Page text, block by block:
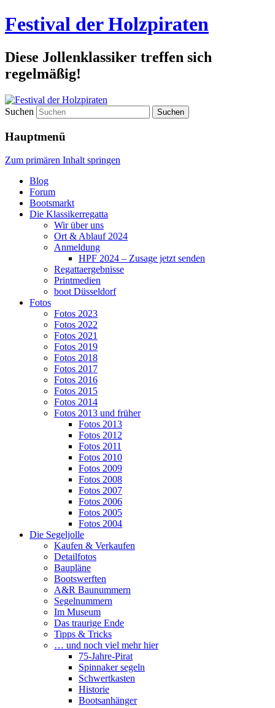
Festival der Holzpiraten
Diese Jollenklassiker treffen sich
regelmäßig!
Suchen
Hauptmenü
Zum primären Inhalt springen
Blog
Forum
Bootsmarkt
Die Klassikerregatta
Wir über uns
Ort & Ablauf 2024
Anmeldung
HPF 2024 – Zusage jetzt senden
Regattaergebnisse
Printmedien
boot Düsseldorf
Fotos
Fotos 2023
Fotos 2022
Fotos 2021
Fotos 2019
Fotos 2018
Fotos 2017
Fotos 2016
Fotos 2015
Fotos 2014
Fotos 2013 und früher
Fotos 2013
Fotos 2012
Fotos 2011
Fotos 2010
Fotos 2009
Fotos 2008
Fotos 2007
Fotos 2006
Fotos 2005
Fotos 2004
Die Segeljolle
Kaufen & Verkaufen
Detailfotos
Baupläne
Bootswerften
A&R Baunummern
Segelnummern
Im Museum
Das traurige Ende
Tipps & Tricks
… und noch viel mehr hier
75-Jahre-Pirat
Spinnaker segeln
Schwertkasten
Historie
Bootsanhänger